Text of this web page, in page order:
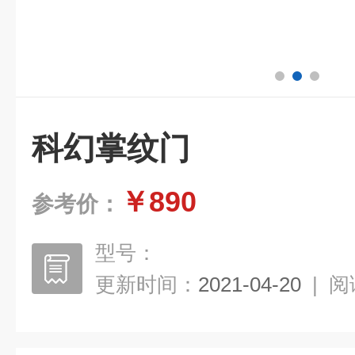
科幻掌纹门
参考价： ￥890
型号：
更新时间： 2021-04-20 | 阅